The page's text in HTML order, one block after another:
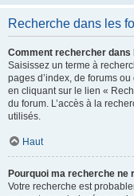
Recherche dans les
Comment rechercher dans
Saisissez un terme à
pages d’index, de forums
en cliquant sur le lien «
du forum. L’accès à la
utilisés.
Haut
Pourquoi ma recherche ne
Votre recherche est